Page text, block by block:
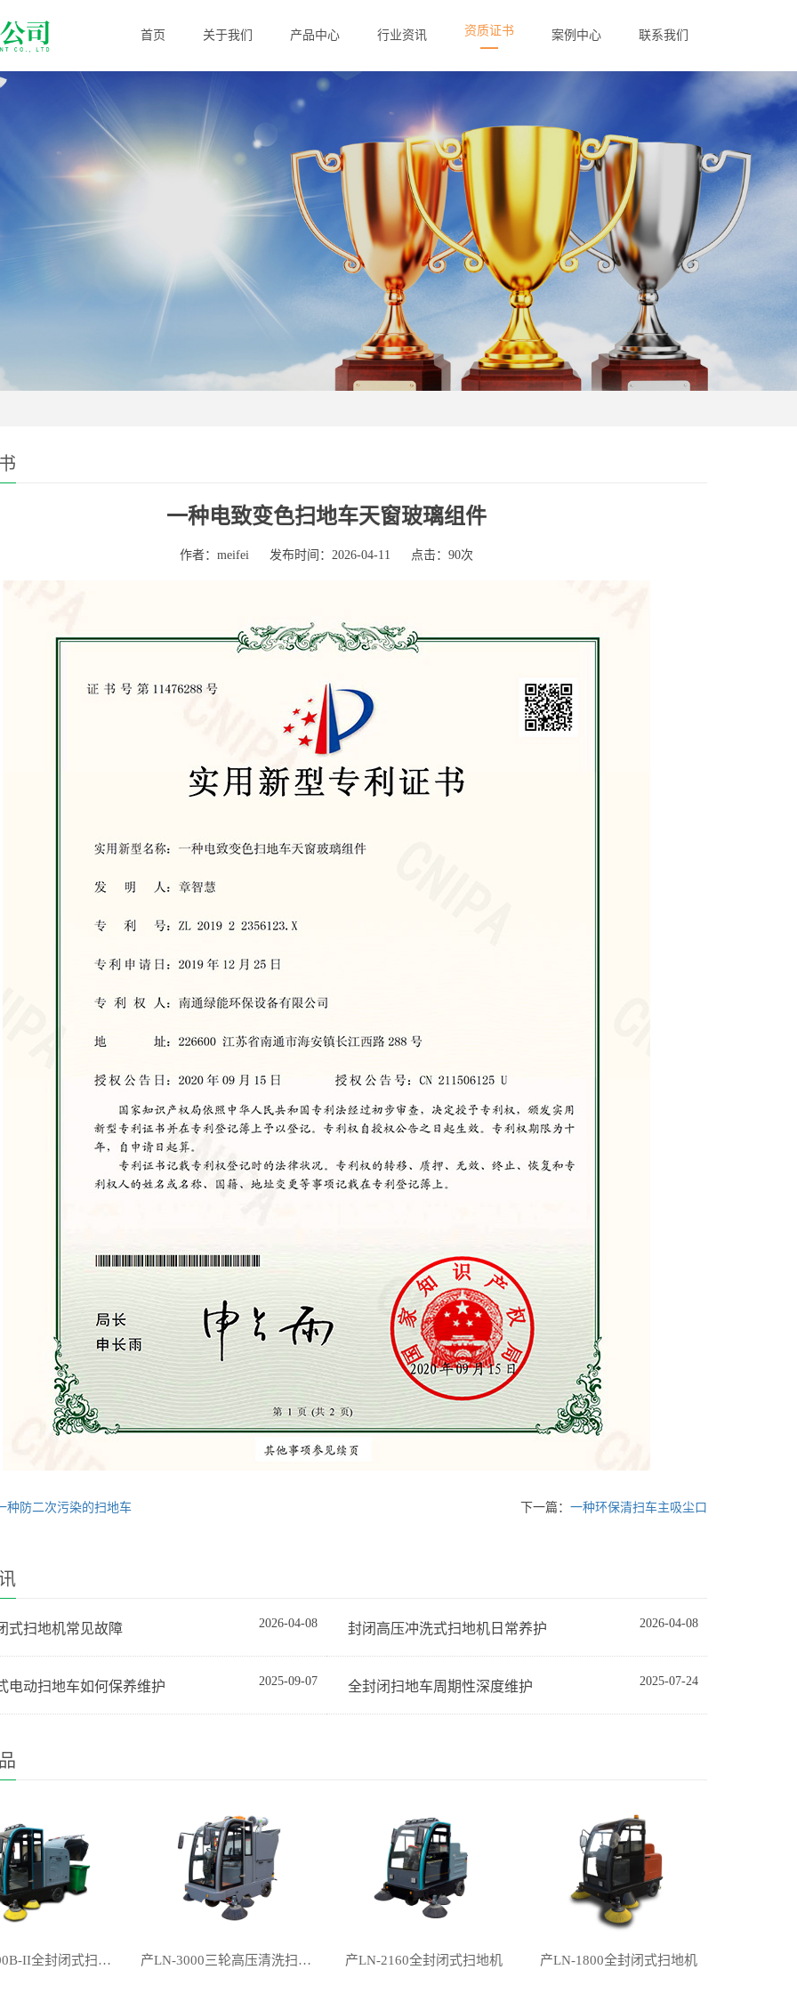
首页 关于我们 产品中心 行业资讯 资质证书 案例中心 联系我们
一种电致变色扫地车天窗玻璃组件
作者：meifei 发布时间：2026-04-11 点击：90次
种防二次污染的扫地车 下一篇：一种环保清扫车主吸尘口
2026-04-08
式扫地机常见故障 2026-04-08
封闭高压冲洗式扫地机日常养护
2025-09-07
电动扫地车如何保养维护 2025-07-24
全封闭扫地车周期性深度维护
产LN-2000B-II全封闭式扫地机 产LN-3000三轮高压清洗扫地机 产LN-2160全封闭式扫地机 产LN-1800全封闭式扫地机